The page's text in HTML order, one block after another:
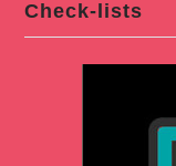
Check-lists